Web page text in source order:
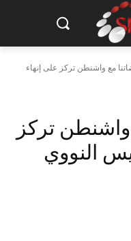
مع واشنطن تركز على إنهاء
واشنطن تركز
النووي